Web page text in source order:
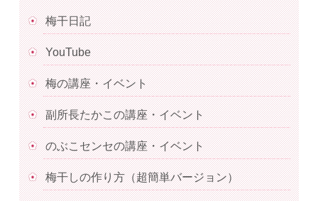
梅干日記
YouTube
梅の講座・イベント
副所長たかこの講座・イベント
のぶこセンセの講座・イベント
梅干しの作り方（超簡単バージョン）